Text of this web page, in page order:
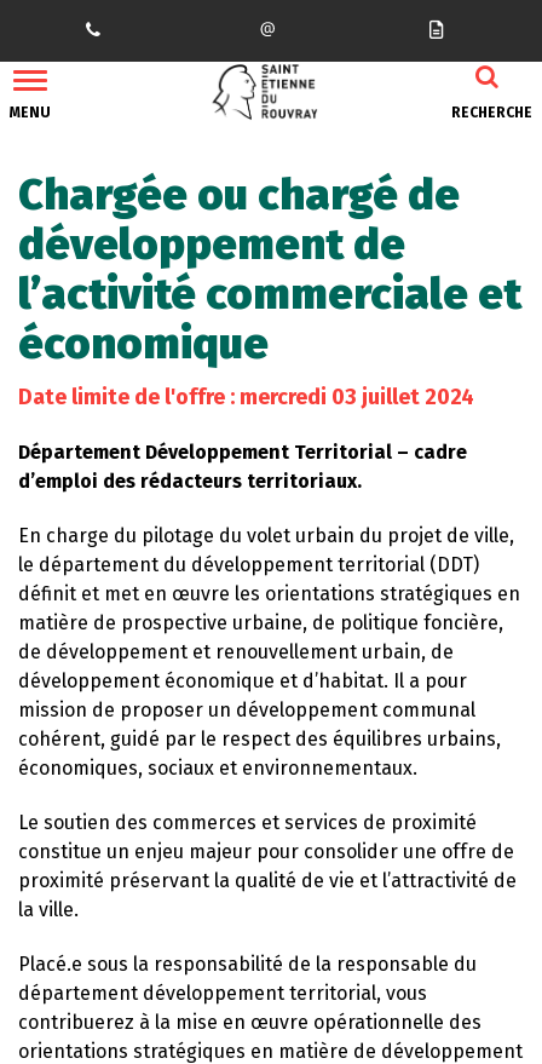
MENU RECHERCHE
Chargée ou chargé de
développement de
l’activité commerciale et
économique
Date limite de l'offre : mercredi 03 juillet 2024
Département Développement Territorial – cadre
d’emploi des rédacteurs territoriaux.
En charge du pilotage du volet urbain du projet de ville,
le département du développement territorial (DDT)
définit et met en œuvre les orientations stratégiques en
matière de prospective urbaine, de politique foncière,
de développement et renouvellement urbain, de
développement économique et d’habitat. Il a pour
mission de proposer un développement communal
cohérent, guidé par le respect des équilibres urbains,
économiques, sociaux et environnementaux.
Le soutien des commerces et services de proximité
constitue un enjeu majeur pour consolider une offre de
proximité préservant la qualité de vie et l’attractivité de
la ville.
Placé.e sous la responsabilité de la responsable du
département développement territorial, vous
contribuerez à la mise en œuvre opérationnelle des
orientations stratégiques en matière de développement